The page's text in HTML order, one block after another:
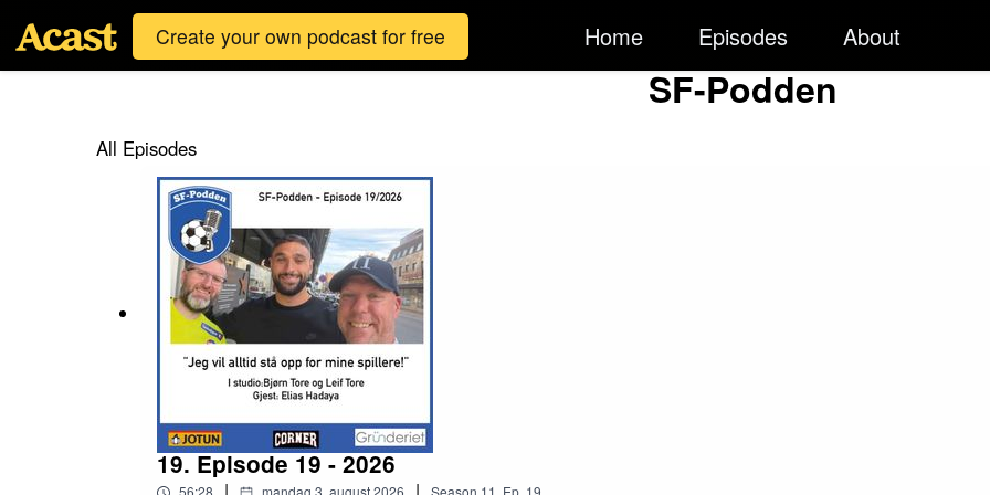
Create your own podcast for free Home Episodes About
SF-Podden
All Episodes
19. Episode 19 - 2026